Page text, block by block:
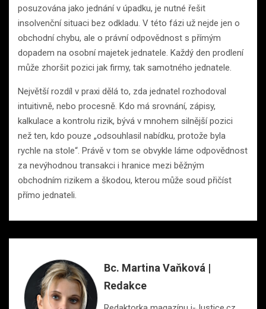
posuzována jako jednání v úpadku, je nutné řešit
insolvenční situaci bez odkladu. V této fázi už nejde jen o
obchodní chybu, ale o právní odpovědnost s přímým
dopadem na osobní majetek jednatele. Každý den prodlení
může zhoršit pozici jak firmy, tak samotného jednatele.
Největší rozdíl v praxi dělá to, zda jednatel rozhodoval
intuitivně, nebo procesně. Kdo má srovnání, zápisy,
kalkulace a kontrolu rizik, bývá v mnohem silnější pozici
než ten, kdo pouze „odsouhlasil nabídku, protože byla
rychle na stole“. Právě v tom se obvykle láme odpovědnost
za nevýhodnou transakci i hranice mezi běžným
obchodním rizikem a škodou, kterou může soud přičíst
přímo jednateli.
Bc. Martina Vaňková |
Redakce